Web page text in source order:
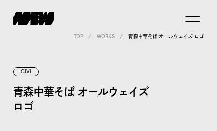
TOP WORKS 青森中華そば オールウェイズ ロゴ
CIVI
青森中華そば オールウェイズ
ロゴ